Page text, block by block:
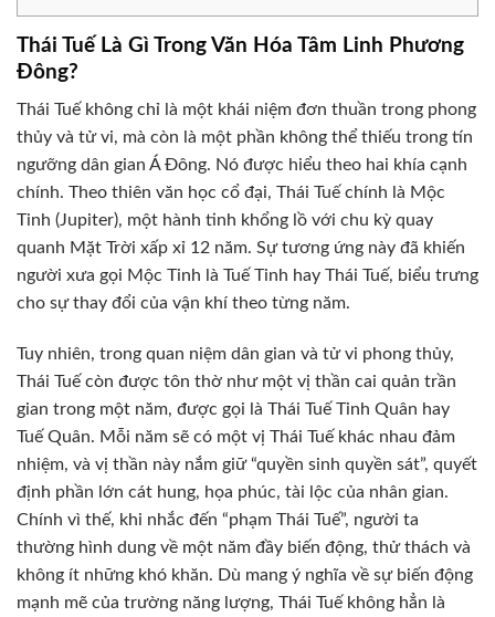
Thái Tuế Là Gì Trong Văn Hóa Tâm Linh Phương
Đông?
Thái Tuế không chỉ là một khái niệm đơn thuần trong phong
thủy và tử vi, mà còn là một phần không thể thiếu trong tín
ngưỡng dân gian Á Đông. Nó được hiểu theo hai khía cạnh
chính. Theo thiên văn học cổ đại, Thái Tuế chính là Mộc
Tinh (Jupiter), một hành tinh khổng lồ với chu kỳ quay
quanh Mặt Trời xấp xỉ 12 năm. Sự tương ứng này đã khiến
người xưa gọi Mộc Tinh là Tuế Tinh hay Thái Tuế, biểu trưng
cho sự thay đổi của vận khí theo từng năm.
Tuy nhiên, trong quan niệm dân gian và tử vi phong thủy,
Thái Tuế còn được tôn thờ như một vị thần cai quản trần
gian trong một năm, được gọi là Thái Tuế Tinh Quân hay
Tuế Quân. Mỗi năm sẽ có một vị Thái Tuế khác nhau đảm
nhiệm, và vị thần này nắm giữ “quyền sinh quyền sát”, quyết
định phần lớn cát hung, họa phúc, tài lộc của nhân gian.
Chính vì thế, khi nhắc đến “phạm Thái Tuế”, người ta
thường hình dung về một năm đầy biến động, thử thách và
không ít những khó khăn. Dù mang ý nghĩa về sự biến động
mạnh mẽ của trường năng lượng, Thái Tuế không hẳn là